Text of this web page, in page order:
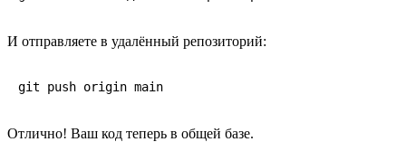
И отправляете в удалённый репозиторий:
git push origin main
Отлично! Ваш код теперь в общей базе.